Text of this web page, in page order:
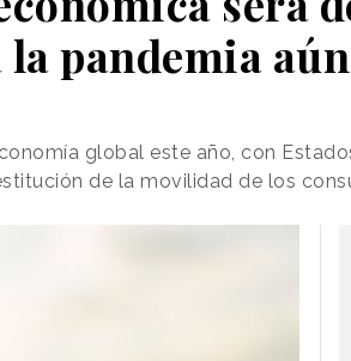
pandemia
global este año, con
de la movilidad de los